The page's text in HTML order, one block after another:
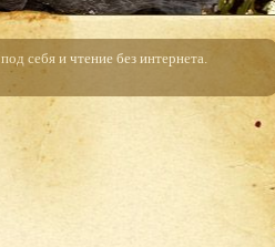
себя и чтение без интернета.